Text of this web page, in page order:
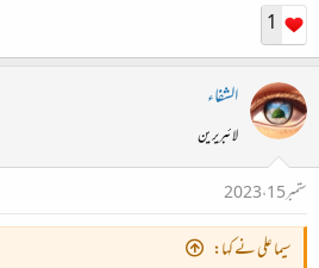
1
الشفاء
لائبریرین
ستمبر 15، 2023
سیما علی نے کہا: